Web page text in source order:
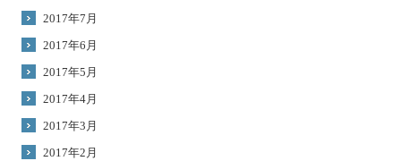
2017年7月
2017年6月
2017年5月
2017年4月
2017年3月
2017年2月